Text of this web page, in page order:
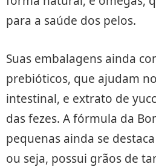
para a saúde dos pelos.
Suas embalagens ainda
prebióticos, que ajudam
intestinal, e extrato de
das fezes. A fórmula da
pequenas ainda se
ou seja, possui grãos de